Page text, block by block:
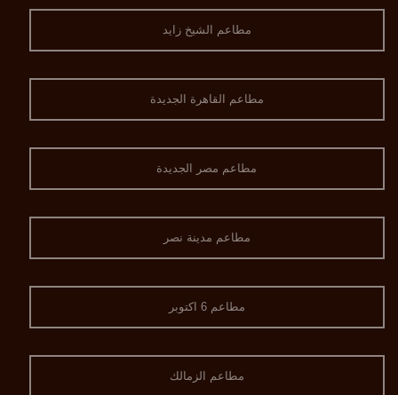
مطاعم الشيخ زايد
مطاعم القاهرة الجديدة
مطاعم مصر الجديدة
مطاعم مدينة نصر
مطاعم 6 اكتوبر
مطاعم الزمالك